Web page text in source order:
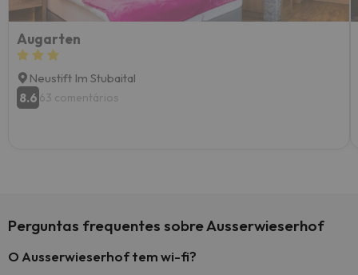
Augarten
Neustift Im Stubaital
8.6 63 comentários
Perguntas frequentes sobre Ausserwieserhof
O Ausserwieserhof tem wi-fi?